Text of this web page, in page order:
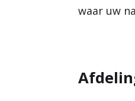
waar uw